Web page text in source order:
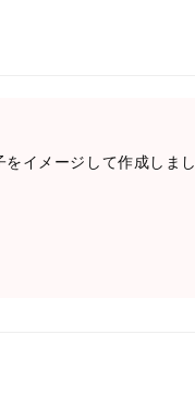
イメージして作成しまし